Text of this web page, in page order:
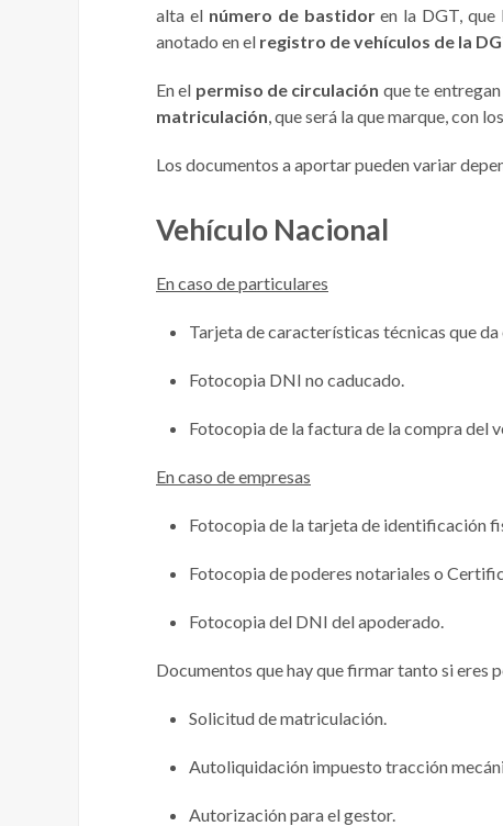
alta el número de bastidoren la DGT, que
anotado en el registro de vehículos de la
En el permiso de circulación que te
matriculación, que será la que marque, con
Los documentos a aportar pueden variar
Vehículo Nacional
En caso de particulares
Tarjeta de características técnicas que
Fotocopia DNI no caducado.
Fotocopia de la factura de la compra del
En caso de empresas
Fotocopia de la tarjeta de identificación
Fotocopia de poderes notariales o
Fotocopia del DNI del apoderado.
Documentos que hay que firmar tanto si eres
Solicitud de matriculación.
Autoliquidación impuesto tracción
Autorización para el gestor.